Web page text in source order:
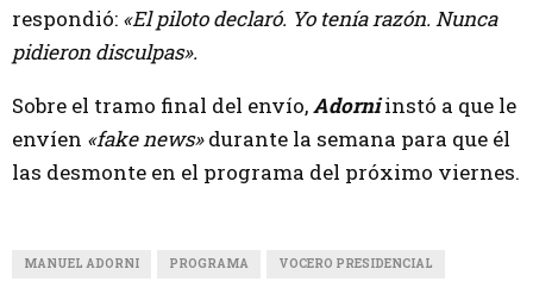
respondió: «El piloto declaró. Yo tenía razón. Nunca
pidieron disculpas».
Sobre el tramo final del envío,Adorniinstó a que le
envíen «fake news»durante la semana para que él
las desmonte en el programa del próximo viernes.
MANUEL ADORNI PROGRAMA VOCERO PRESIDENCIAL